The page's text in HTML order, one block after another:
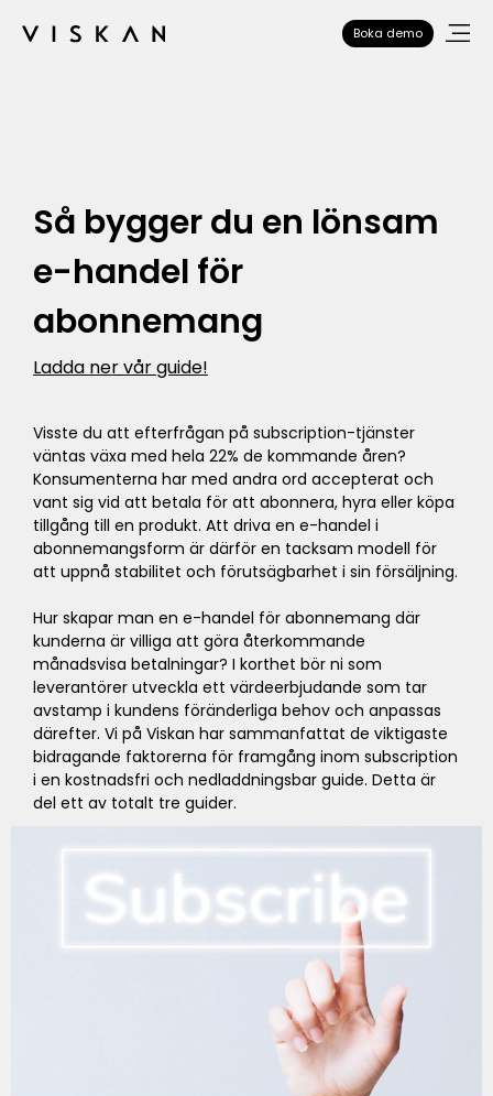
Boka demo
Så bygger du en lönsam
e-handel för
abonnemang
Ladda ner vår guide!
Visste du att efterfrågan på subscription-tjänster
väntas växa med hela 22% de kommande åren?
Konsumenterna har med andra ord accepterat och
vant sig vid att betala för att abonnera, hyra eller köpa
tillgång till en produkt. Att driva en e-handel i
abonnemangsform är därför en tacksam modell för
att uppnå stabilitet och förutsägbarhet i sin försäljning.
Hur skapar man en e-handel för abonnemang där
kunderna är villiga att göra återkommande
månadsvisa betalningar? I korthet bör ni som
leverantörer utveckla ett värdeerbjudande som tar
avstamp i kundens föränderliga behov och anpassas
därefter. Vi på Viskan har sammanfattat de viktigaste
bidragande faktorerna för framgång inom subscription
i en kostnadsfri och nedladdningsbar guide. Detta är
del ett av totalt tre guider.